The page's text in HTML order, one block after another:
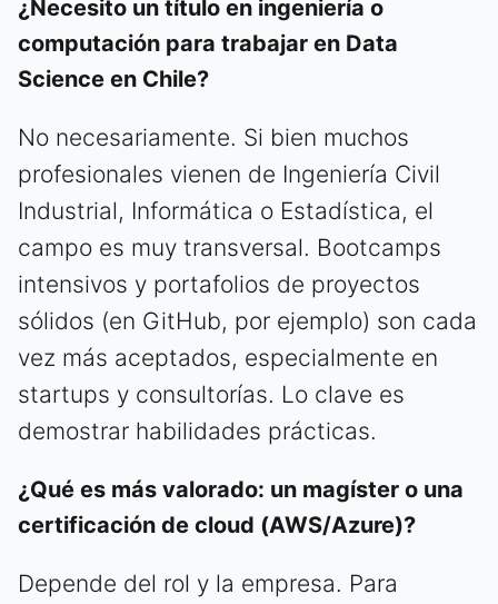
¿Necesito un título en ingeniería o
computación para trabajar en Data
Science en Chile?
No necesariamente. Si bien muchos
profesionales vienen de Ingeniería Civil
Industrial, Informática o Estadística, el
campo es muy transversal. Bootcamps
intensivos y portafolios de proyectos
sólidos (en GitHub, por ejemplo) son cada
vez más aceptados, especialmente en
startups y consultorías. Lo clave es
demostrar habilidades prácticas.
¿Qué es más valorado: un magíster o una
certificación de cloud (AWS/Azure)?
Depende del rol y la empresa. Para